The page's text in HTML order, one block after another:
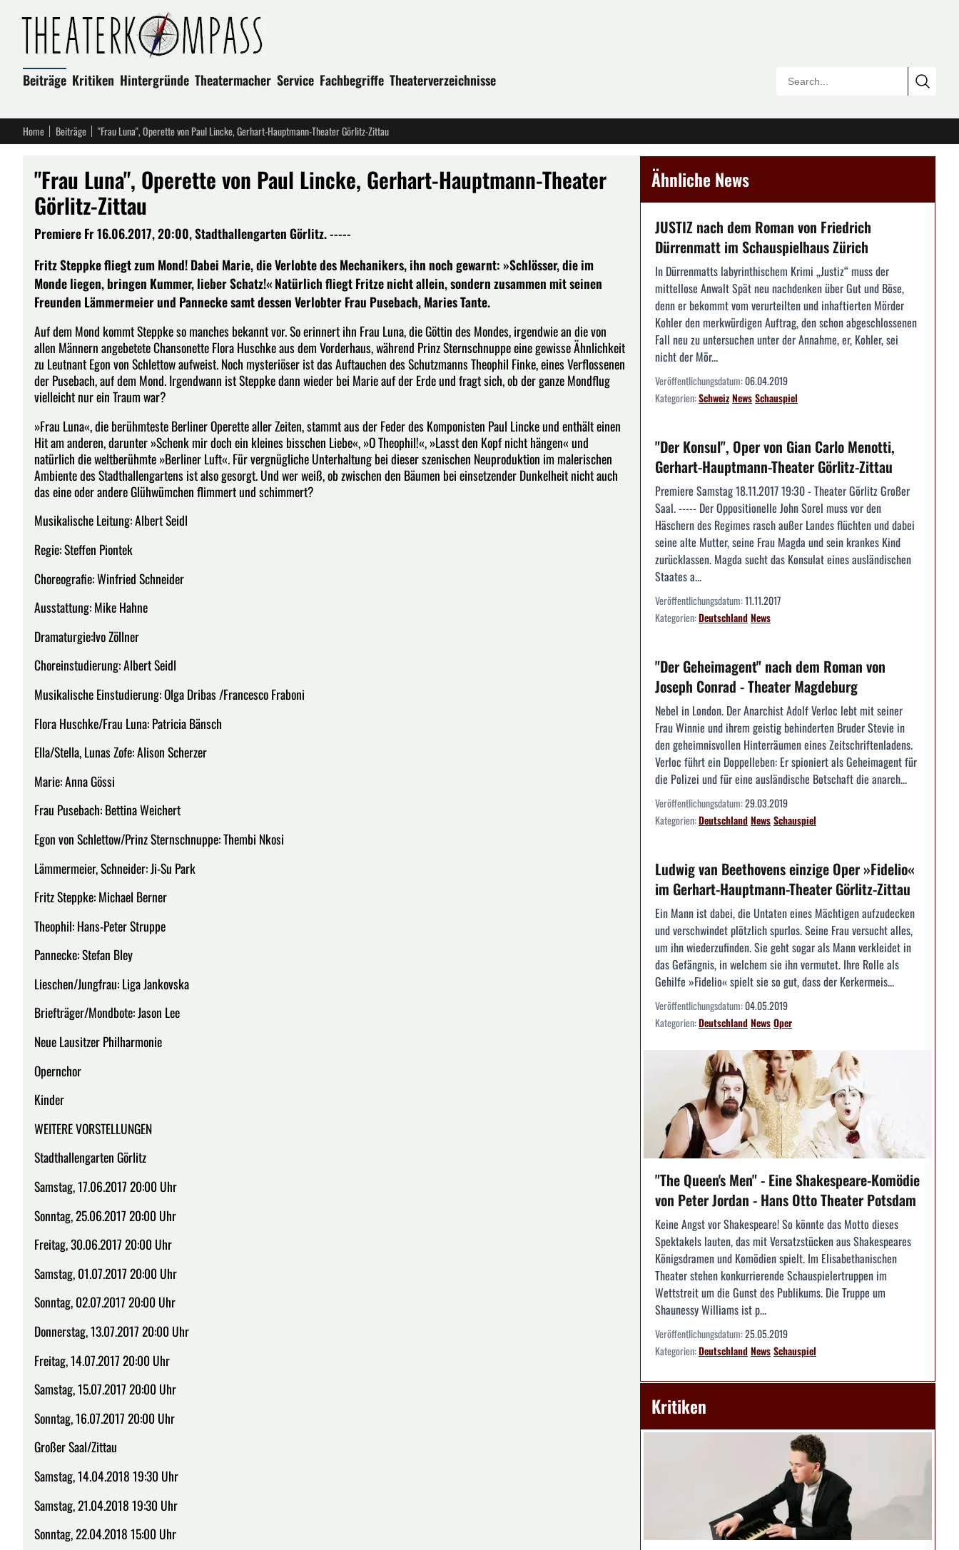
Beiträge Kritiken Hintergründe Theatermacher Service Fachbegriffe Theaterverzeichnisse
Home Beiträge "Frau Luna", Operette von Paul Lincke, Gerhart-Hauptmann-Theater Görlitz-Zittau
"Frau Luna", Operette von Paul Lincke, Gerhart-Hauptmann-Theater
Görlitz-Zittau
Premiere Fr 16.06.2017, 20:00, Stadthallengarten Görlitz. -----
Fritz Steppke fliegt zum Mond! Dabei Marie, die Verlobte des Mechanikers, ihn noch gewarnt: »Schlösser, die im
Monde liegen, bringen Kummer, lieber Schatz!« Natürlich fliegt Fritze nicht allein, sondern zusammen mit seinen
Freunden Lämmermeier und Pannecke samt dessen Verlobter Frau Pusebach, Maries Tante.
Auf dem Mond kommt Steppke so manches bekannt vor. So erinnert ihn Frau Luna, die Göttin des Mondes, irgendwie an die von
allen Männern angebetete Chansonette Flora Huschke aus dem Vorderhaus, während Prinz Sternschnuppe eine gewisse Ähnlichkeit
zu Leutnant Egon von Schlettow aufweist. Noch mysteriöser ist das Auftauchen des Schutzmanns Theophil Finke, eines Verflossenen
der Pusebach, auf dem Mond. Irgendwann ist Steppke dann wieder bei Marie auf der Erde und fragt sich, ob der ganze Mondflug
vielleicht nur ein Traum war?
»Frau Luna«, die berühmteste Berliner Operette aller Zeiten, stammt aus der Feder des Komponisten Paul Lincke und enthält einen
Hit am anderen, darunter »Schenk mir doch ein kleines bisschen Liebe«, »O Theophil!«, »Lasst den Kopf nicht hängen« und
natürlich die weltberühmte »Berliner Luft«. Für vergnügliche Unterhaltung bei dieser szenischen Neuproduktion im malerischen
Ambiente des Stadthallengartens ist also gesorgt. Und wer weiß, ob zwischen den Bäumen bei einsetzender Dunkelheit nicht auch
das eine oder andere Glühwümchen flimmert und schimmert?
Musikalische Leitung: Albert Seidl
Regie: Steffen Piontek
Choreografie: Winfried Schneider
Ausstattung: Mike Hahne
Dramaturgie:Ivo Zöllner
Choreinstudierung: Albert Seidl
Musikalische Einstudierung: Olga Dribas /Francesco Fraboni
Flora Huschke/Frau Luna: Patricia Bänsch
Ella/Stella, Lunas Zofe: Alison Scherzer
Marie: Anna Gössi
Frau Pusebach: Bettina Weichert
Egon von Schlettow/Prinz Sternschnuppe: Thembi Nkosi
Lämmermeier, Schneider: Ji-Su Park
Fritz Steppke: Michael Berner
Theophil: Hans-Peter Struppe
Pannecke: Stefan Bley
Lieschen/Jungfrau: Liga Jankovska
Briefträger/Mondbote: Jason Lee
Neue Lausitzer Philharmonie
Opernchor
Kinder
WEITERE VORSTELLUNGEN
Stadthallengarten Görlitz
Samstag, 17.06.2017 20:00 Uhr
Sonntag, 25.06.2017 20:00 Uhr
Freitag, 30.06.2017 20:00 Uhr
Samstag, 01.07.2017 20:00 Uhr
Sonntag, 02.07.2017 20:00 Uhr
Donnerstag, 13.07.2017 20:00 Uhr
Freitag, 14.07.2017 20:00 Uhr
Samstag, 15.07.2017 20:00 Uhr
Sonntag, 16.07.2017 20:00 Uhr
Großer Saal/Zittau
Samstag, 14.04.2018 19:30 Uhr
Samstag, 21.04.2018 19:30 Uhr
Sonntag, 22.04.2018 15:00 Uhr
Ähnliche News
JUSTIZ nach dem Roman von Friedrich
Dürrenmatt im Schauspielhaus Zürich
In Dürrenmatts labyrinthischem Krimi „Justiz“ muss der
mittellose Anwalt Spät neu nachdenken über Gut und Böse,
denn er bekommt vom verurteilten und inhaftierten Mörder
Kohler den merkwürdigen Auftrag, den schon abgeschlossenen
Fall neu zu untersuchen unter der Annahme, er, Kohler, sei
nicht der Mör...
Veröffentlichungsdatum:06.04.2019
Kategorien:SchweizNewsSchauspiel
"Der Konsul", Oper von Gian Carlo Menotti,
Gerhart-Hauptmann-Theater Görlitz-Zittau
Premiere Samstag 18.11.2017 19:30 - Theater Görlitz Großer
Saal. ----- Der Oppositionelle John Sorel muss vor den
Häschern des Regimes rasch außer Landes flüchten und dabei
seine alte Mutter, seine Frau Magda und sein krankes Kind
zurücklassen. Magda sucht das Konsulat eines ausländischen
Staates a...
Veröffentlichungsdatum:11.11.2017
Kategorien:DeutschlandNews
"Der Geheimagent" nach dem Roman von
Joseph Conrad - Theater Magdeburg
Nebel in London. Der Anarchist Adolf Verloc lebt mit seiner
Frau Winnie und ihrem geistig behinderten Bruder Stevie in
den geheimnisvollen Hinterräumen eines Zeitschriftenladens.
Verloc führt ein Doppelleben: Er spioniert als Geheimagent für
die Polizei und für eine ausländische Botschaft die anarch...
Veröffentlichungsdatum:29.03.2019
Kategorien:DeutschlandNewsSchauspiel
Ludwig van Beethovens einzige Oper »Fidelio«
im Gerhart-Hauptmann-Theater Görlitz-Zittau
Ein Mann ist dabei, die Untaten eines Mächtigen aufzudecken
und verschwindet plötzlich spurlos. Seine Frau versucht alles,
um ihn wiederzufinden. Sie geht sogar als Mann verkleidet in
das Gefängnis, in welchem sie ihn vermutet. Ihre Rolle als
Gehilfe »Fidelio« spielt sie so gut, dass der Kerkermeis...
Veröffentlichungsdatum:04.05.2019
Kategorien:DeutschlandNewsOper
"The Queen's Men" - Eine Shakespeare-Komödie
von Peter Jordan - Hans Otto Theater Potsdam
Keine Angst vor Shakespeare! So könnte das Motto dieses
Spektakels lauten, das mit Versatzstücken aus Shakespeares
Königsdramen und Komödien spielt. Im Elisabethanischen
Theater stehen konkurrierende Schauspielertruppen im
Wettstreit um die Gunst des Publikums. Die Truppe um
Shaunessy Williams ist p...
Veröffentlichungsdatum:25.05.2019
Kategorien:DeutschlandNewsSchauspiel
Kritiken